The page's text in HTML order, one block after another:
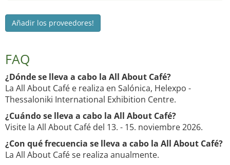
Añadir los proveedores!
FAQ
¿Dónde se lleva a cabo la All About Café?
La All About Café e realiza en Salónica, Helexpo -
Thessaloniki International Exhibition Centre.
¿Cuándo se lleva a cabo la All About Café?
Visite la All About Café del 13. - 15. noviembre 2026.
¿Con qué frecuencia se lleva a cabo la All About Café?
La All About Café se realiza anualmente.